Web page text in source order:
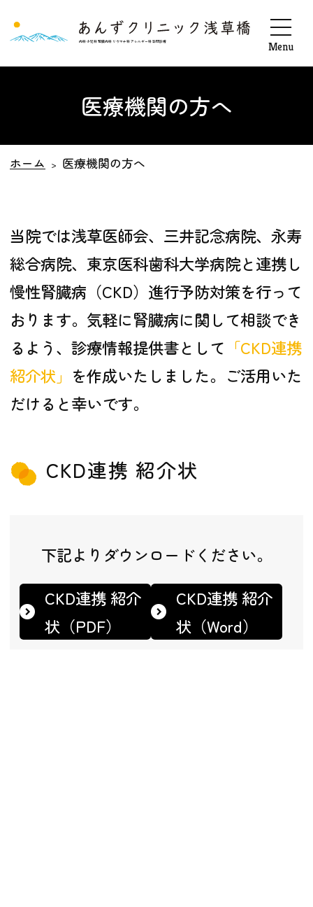
へ 内科 小児科 腎臓内科 リウマチ科 アレルギー科 訪問診療
ホーム 医療機関の方へ
医療機関の方へ
当院では浅草医師会、三井記念病院、永寿
総合病院、東京医科歯科大学病院と連携し
慢性腎臓病（CKD）進行予防対策を行って
おります。気軽に腎臓病に関して相談でき
るよう、診療情報提供書として 「CKD連携
紹介状」 を作成いたしました。ご活用いた
だけると幸いです。
CKD連携 紹介状
下記よりダウンロードください。
CKD連携 紹介
状（PDF）
CKD連携 紹介
状（Word）